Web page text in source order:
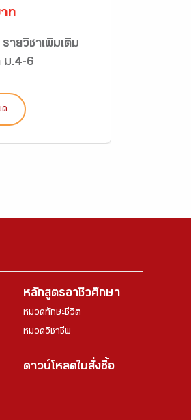
ท
ายวิชาเพิ่มเติม
ม.4-6
ด
หลักสูตรอาชีวศึกษา
หมวดทักษะชีวิต
หมวดวิชาชีพ
ดาวน์โหลดใบสั่งซื้อ